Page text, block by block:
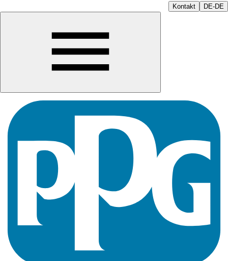
Kontakt DE-DE